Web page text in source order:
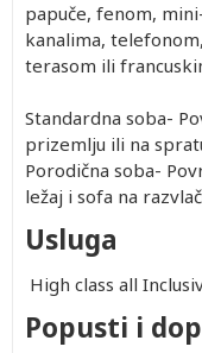
papuče, fenom,
kanalima,
terasom ili
Standardna soba-
prizemlju ili na
Porodična soba-
ležaj i sofa na
Usluga
High class all
Popusti i